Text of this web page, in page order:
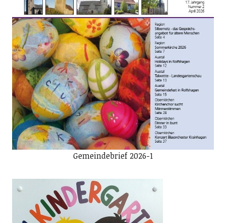
Gemeindebrief 2026-1